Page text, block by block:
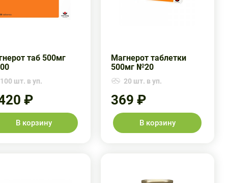
таб 500мг
100 шт. в уп.
₽
В корзину
Магнерот таблетки
500мг №20
20 шт. в уп.
369 ₽
В корзину